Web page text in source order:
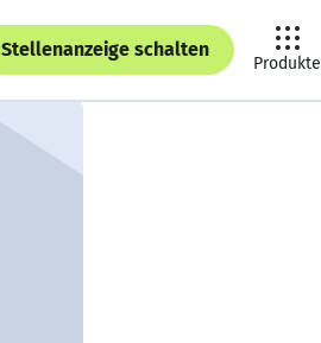
Stellenanzeige schalten
Produkte